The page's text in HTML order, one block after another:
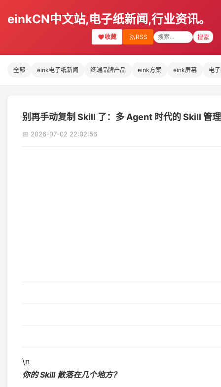
einkCN中文站,电子纸新闻,行业资讯。
收藏 RSS 搜索
全部 eink电子纸新闻 终端品牌产品 eink方案 eink屏幕 电
别再手动复制 Skill 了：多 Agent 时代的 Skill 管
📅 2026-07-02 22:02:56
\n
你的 Skill 散落在几个地方？